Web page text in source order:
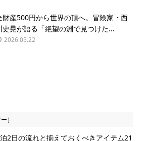
財産500円から世界の頂へ。冒険家・西
史晃が語る「絶望の淵で見つけた...
2026.05.22
）
2日の流れと揃えておくべきアイテム21